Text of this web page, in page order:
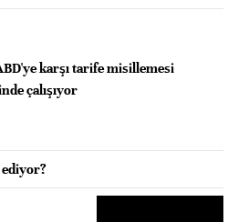
karşı tarife misillemesi
çalışıyor